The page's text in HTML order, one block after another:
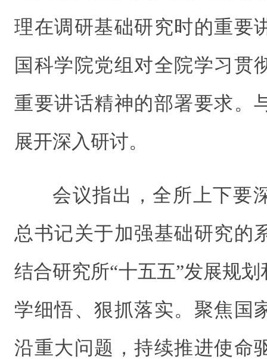
理在调研基础研究时的重要
国科学院党组对全院学习贯
重要讲话精神的部署要求。
展开深入研讨。
会议指出，全所上下要
总书记关于加强基础研究的
结合研究所“十五五”发展规
学细悟、狠抓落实。聚焦国
沿重大问题，持续推进使命